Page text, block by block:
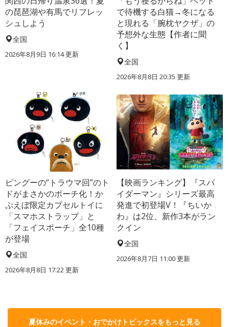
の琵琶湖や有馬でリフレッ
シュしよう
全国
2026年8月9日 16:14更新
で待機する白猫→冬になる
と現れる「腕枕ヤクザ」の
予想外な生態【作者に聞
く】
全国
2026年8月8日 20:35 更新
ピングーの“トラウマ回”のト
ドがまさかのポーチ化！か
ぷえぼ限定カプセルトイに
「スマホストラップ」と
「フェイスポーチ」全10種
が登場
全国
2026年8月8日 17:22更新
【映画ランキング】『スパ
イダーマン』シリーズ最高
発進で初登場V！『ちいか
わ』は2位、新作3本がラン
クイン
全国
2026年8月7日 11:00更新
夏休みのイベント・おでかけトピックスをもっと見る